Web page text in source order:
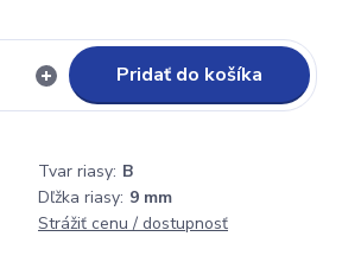
Pridať do košíka
Tvar riasy: B
Dľžka riasy: 9 mm
Strážiť cenu / dostupnosť